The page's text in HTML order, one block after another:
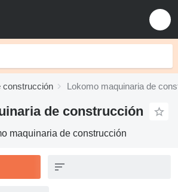
construcción Lokomo maquinaria de
de construcción
maquinaria de construcción